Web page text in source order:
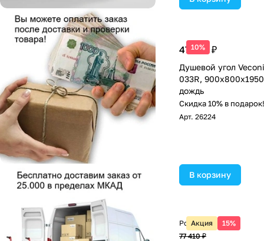
10%
47 457 ₽
Душевой угол
033R,
дождь
Скидка 10% в подарок!
Арт. 26224
В корзину
Акция 15%
Розничная цена
77 410 ₽